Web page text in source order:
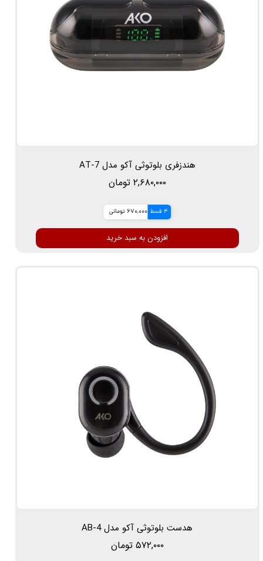
هندزفری بلوتوثی آکو مدل AT-7
۲,۶۸۰,۰۰۰ تومان
4 قسط 670,000 تومانی
افزودن به سبد خرید
هدست بلوتوثی آکو مدل AB-4
۵۷۲,۰۰۰ تومان